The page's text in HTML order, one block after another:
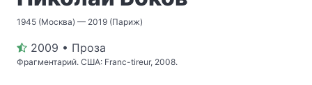
1945 (Москва) — 2019 (Париж)
2009 • Проза
Фрагментарий. США: Franc-tireur, 2008.